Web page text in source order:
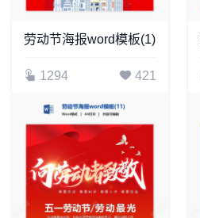
劳动节海报word模板(1)
1294 421